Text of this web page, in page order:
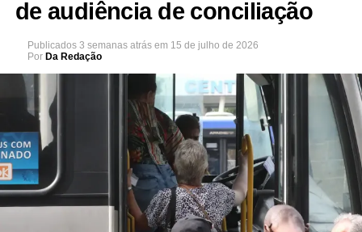
de audiência de conciliação
Publicados 3 semanas atrás em 15 de julho de 2026
Por Da Redação